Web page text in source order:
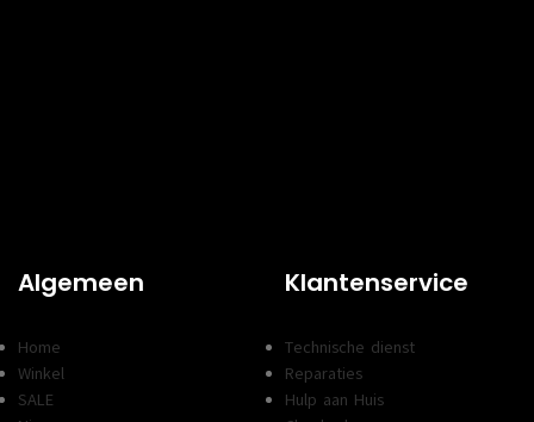
Algemeen
Home
Winkel
SALE
Klantenservice
Technische dienst
Reparaties
Hulp aan Huis